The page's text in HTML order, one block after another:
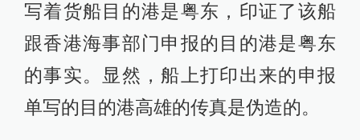
写着货船目的港是粤东，印证了该船
跟香港海事部门申报的目的港是粤东
的事实。显然，船上打印出来的申报
单写的目的港高雄的传真是伪造的。